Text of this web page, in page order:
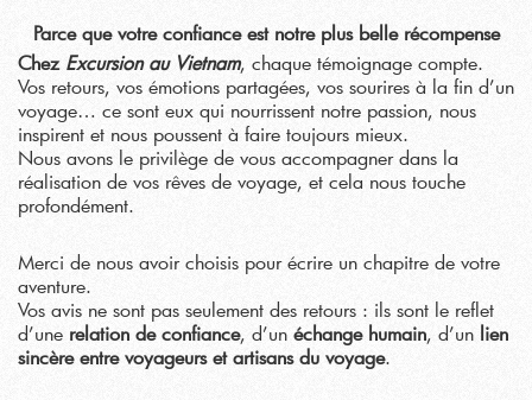
Parce que votre confiance est notre plus belle récompense
Chez Excursion au Vietnam, chaque témoignage compte.
Vos retours, vos émotions partagées, vos sourires à la fin d’un
voyage… ce sont eux qui nourrissent notre passion, nous
inspirent et nous poussent à faire toujours mieux.
Nous avons le privilège de vous accompagner dans la
réalisation de vos rêves de voyage, et cela nous touche
profondément.
Merci de nous avoir choisis pour écrire un chapitre de votre
aventure.
Vos avis ne sont pas seulement des retours : ils sont le reflet
d’une relation de confiance, d’un échange humain, d’un lien
sincère entre voyageurs et artisans du voyage.